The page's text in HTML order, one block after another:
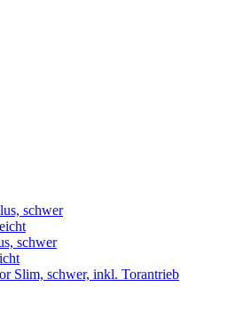
schwer
schwer
Slim, schwer, inkl. Torantrieb